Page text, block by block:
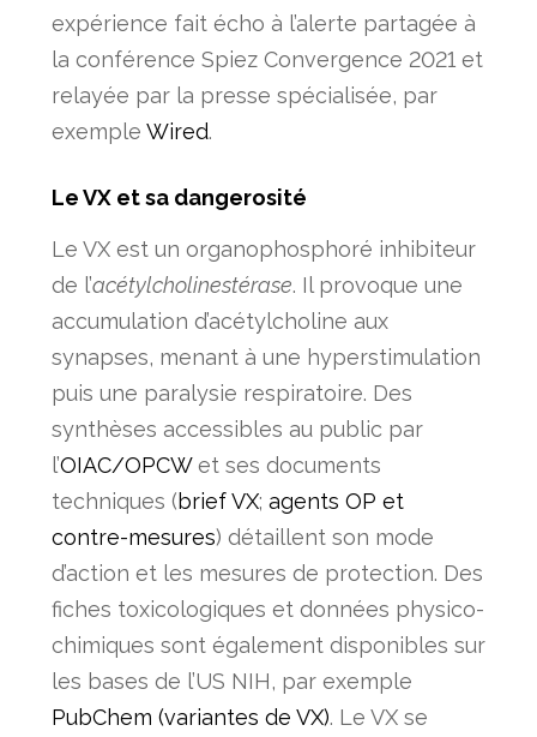
expérience fait écho à l’alerte partagée à
la conférence Spiez Convergence 2021 et
relayée par la presse spécialisée, par
exemple Wired.
Le VX et sa dangerosité
Le VXest un organophosphoré inhibiteur
de l’acétylcholinestérase. Il provoque une
accumulation d’acétylcholine aux
synapses, menant à une hyperstimulation
puis une paralysie respiratoire. Des
synthèses accessibles au public par
l’OIAC/OPCWet ses documents
techniques (brief VX; agents OP et
contre-mesures) détaillent son mode
d’action et les mesures de protection. Des
fiches toxicologiques et données physico-
chimiques sont également disponibles sur
les bases de l’US NIH, par exemple
PubChem (variantes de VX). Le VX se